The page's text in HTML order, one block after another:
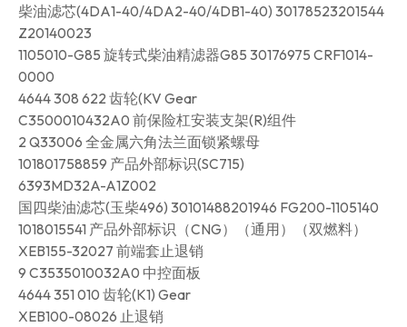
柴油滤芯(4DA1-40/4DA2-40/4DB1-40) 30178523201544
Z20140023
1105010-G85 旋转式柴油精滤器G85 30176975 CRF1014-
0000
4644 308 622 齿轮(KV Gear
C3500010432A0 前保险杠安装支架(R)组件
2 Q33006 全金属六角法兰面锁紧螺母
101801758859 产品外部标识(SC715)
6393MD32A-A1Z002
国四柴油滤芯(玉柴496) 30101488201946 FG200-1105140
1018015541 产品外部标识（CNG）（通用）（双燃料）
XEB155-32027 前端套止退销
9 C3535010032A0 中控面板
4644 351 010 齿轮(K1) Gear
XEB100-08026 止退销